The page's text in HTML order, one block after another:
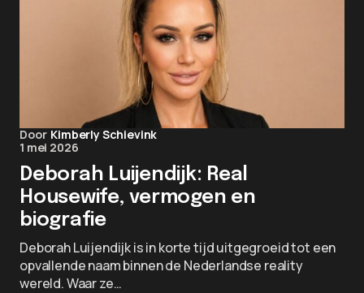
Door Kimberly Schievink
1 mei 2026
Deborah Luijendijk: Real
Housewife, vermogen en
biografie
Deborah Luijendijk is in korte tijd uitgegroeid tot een
opvallende naam binnen de Nederlandse reality
wereld. Waar ze…